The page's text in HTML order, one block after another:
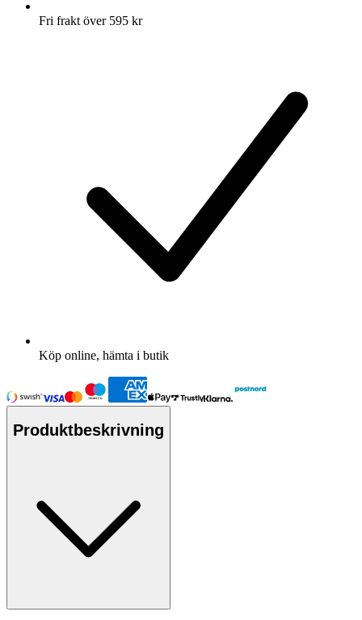
Fri frakt över 595 kr
Köp online, hämta i butik
Produktbeskrivning